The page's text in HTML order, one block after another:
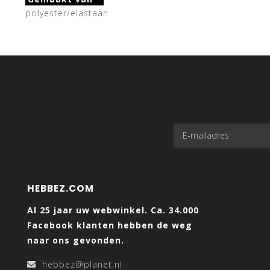
polyester/elastaan
HEBBEZ.COM
Al 25 jaar uw webwinkel. Ca. 34.000
Facebook klanten hebben de weg
naar ons gevonden.
hebbez@planet.nl